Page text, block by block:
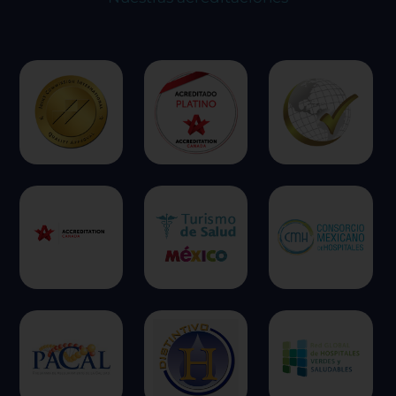
Permitir todas
Sistema de personalización de cookies
Cookies dirigidas
Cookies de funcionalidad
Cookies de rendimiento